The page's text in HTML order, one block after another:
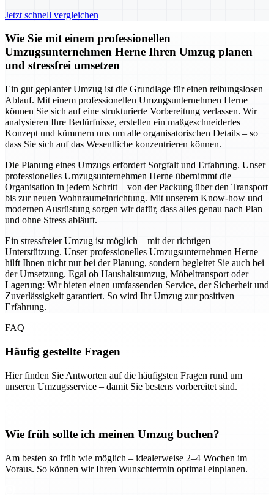
Jetzt schnell vergleichen
Wie Sie mit einem professionellen
Umzugsunternehmen Herne Ihren Umzug planen
und stressfrei umsetzen
Ein gut geplanter Umzug ist die Grundlage für einen reibungslosen
Ablauf. Mit einem professionellen Umzugsunternehmen Herne
können Sie sich auf eine strukturierte Vorbereitung verlassen. Wir
analysieren Ihre Bedürfnisse, erstellen ein maßgeschneidertes
Konzept und kümmern uns um alle organisatorischen Details – so
dass Sie sich auf das Wesentliche konzentrieren können.
Die Planung eines Umzugs erfordert Sorgfalt und Erfahrung. Unser
professionelles Umzugsunternehmen Herne übernimmt die
Organisation in jedem Schritt – von der Packung über den Transport
bis zur neuen Wohnraumeinrichtung. Mit unserem Know-how und
modernen Ausrüstung sorgen wir dafür, dass alles genau nach Plan
und ohne Stress abläuft.
Ein stressfreier Umzug ist möglich – mit der richtigen
Unterstützung. Unser professionelles Umzugsunternehmen Herne
hilft Ihnen nicht nur bei der Planung, sondern begleitet Sie auch bei
der Umsetzung. Egal ob Haushaltsumzug, Möbeltransport oder
Lagerung: Wir bieten einen umfassenden Service, der Sicherheit und
Zuverlässigkeit garantiert. So wird Ihr Umzug zur positiven
Erfahrung.
FAQ
Häufig gestellte Fragen
Hier finden Sie Antworten auf die häufigsten Fragen rund um
unseren Umzugsservice – damit Sie bestens vorbereitet sind.
Wie früh sollte ich meinen Umzug buchen?
Am besten so früh wie möglich – idealerweise 2–4 Wochen im
Voraus. So können wir Ihren Wunschtermin optimal einplanen.